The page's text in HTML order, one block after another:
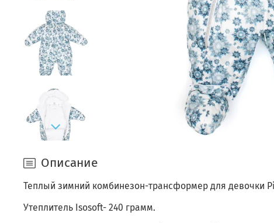
Описание
Теплый зимний комбинезон-трансформер для девочки
Утеплитель Isosoft- 240 грамм.